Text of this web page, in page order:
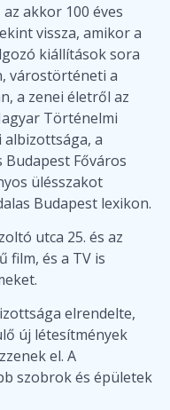
akkor 100 éves
vissza, amikor a
kiállítások sora
várostörténeti a
a zenei életről az
Történelmi
a
Főváros
ülésszakot
Budapest lexikon.
utca 25. és az
film, és a TV is
elrendelte,
új létesítmények
el. A
szobrok és épületek